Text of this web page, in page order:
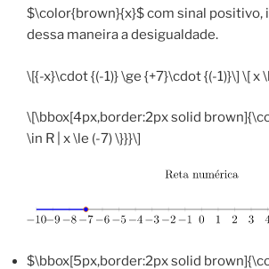
$\color{brown}{x}$ com sinal positivo,
dessa maneira a desigualdade.
\[{-x}\cdot {(-1)} \ge {+7}\cdot {(-1)}\] \[ x
\[\bbox[4px,border:2px solid
\in R | x \le (-7) \}}}\]
$\bbox[5px,border:2px solid